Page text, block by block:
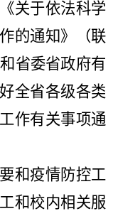
关于依法科学
的通知》（联
省委省政府有
全省各级各类
作有关事项通
和疫情防控工
和校内相关服